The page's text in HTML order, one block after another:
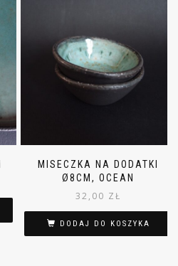
MISECZKA NA DODATKI
Ø8CM, OCEAN
32,00 ZŁ
DODAJ DO KOSZYKA